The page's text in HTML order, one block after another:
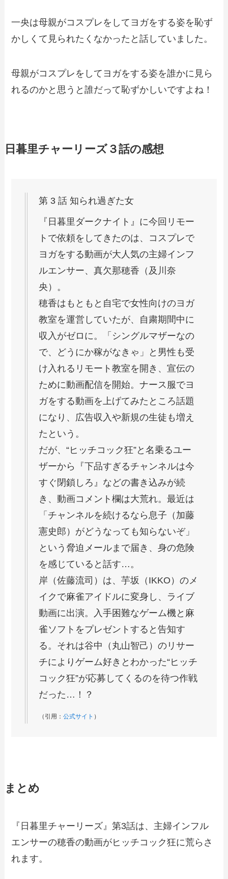
一央は母親がコスプレをしてヨガをする姿を恥ず
かしくて見られたくなかったと話していました。
母親がコスプレをしてヨガをする姿を誰かに見ら
れるのかと思うと誰だって恥ずかしいですよね！
日暮里チャーリーズ３話の感想
第 3 話 知られ過ぎた女
『日暮里ダークナイト』に今回リモー
トで依頼をしてきたのは、コスプレで
ヨガをする動画が大人気の主婦インフ
ルエンサー、真欠那穂香（及川奈
央）。
穂香はもともと自宅で女性向けのヨガ
教室を運営していたが、自粛期間中に
収入がゼロに。「シングルマザーなの
で、どうにか稼がなきゃ」と男性も受
け入れるリモート教室を開き、宣伝の
ために動画配信を開始。ナース服でヨ
ガをする動画を上げてみたところ話題
になり、広告収入や新規の生徒も増え
たという。
だが、“ヒッチコック狂”と名乗るユー
ザーから『下品すぎるチャンネルは今
すぐ閉鎖しろ』などの書き込みが続
き、動画コメント欄は大荒れ。最近は
「チャンネルを続けるなら息子（加藤
憲史郎）がどうなっても知らないぞ」
という脅迫メールまで届き、身の危険
を感じていると話す…。
岸（佐藤流司）は、芋坂（IKKO）のメ
イクで麻雀アイドルに変身し、ライブ
動画に出演。入手困難なゲーム機と麻
雀ソフトをプレゼントすると告知す
る。それは谷中（丸山智己）のリサー
チによりゲーム好きとわかった“ヒッチ
コック狂”が応募してくるのを待つ作戦
だった…！？
（引用：公式サイト ）
まとめ
『日暮里チャーリーズ』第3話は、主婦インフル
エンサーの穂香の動画がヒッチコック狂に荒らさ
れます。